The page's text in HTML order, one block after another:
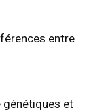
entre
génétiques et